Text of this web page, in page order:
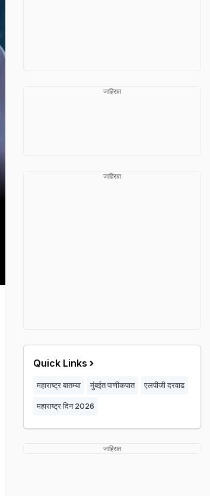
जाहिरात
जाहिरात
Quick Links
महाराष्ट्र बातम्या मुंबईत पाणीकपात एलपीजी दरवाढ
महाराष्ट्र दिन 2026
जाहिरात